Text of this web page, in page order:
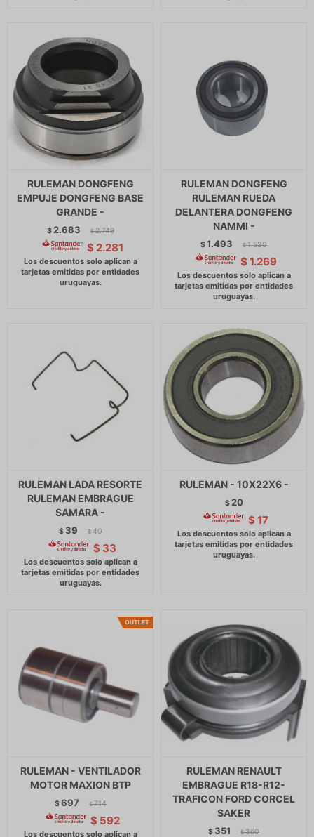
RULEMAN DONGFENG
EMPUJE DONGFENG BASE
GRANDE -
$ 2.683 $ 2.749
$ 2.281
RULEMAN DONGFENG
RULEMAN RUEDA
DELANTERA DONGFENG
NAMMI -
$1.493 $ 1.530
$ 1.269
RULEMAN LADA RESORTE
RULEMAN EMBRAGUE
SAMARA -
$ 39 $ 40
$ 33
RULEMAN - 10X22X6 -
$ 20
$ 17
RULEMAN - VENTILADOR
MOTOR MAXION BTP
$697 $ 714
$ 592
RULEMAN RENAULT
EMBRAGUE R18-R12-
TRAFICON FORD CORCEL
SAKER
$ 351 $ 360